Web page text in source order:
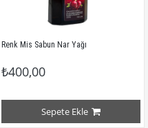
Renk Mis Sabun Nar Yağı
₺400,00
Sepete Ekle